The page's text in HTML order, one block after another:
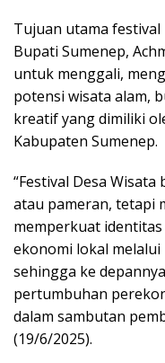
Tujuan utama festival
Bupati Sumenep,
untuk menggali,
potensi wisata alam,
kreatif yang dimiliki
Kabupaten Sumenep.
“Festival Desa
atau pameran, tetapi
memperkuat
ekonomi lokal
sehingga ke
pertumbuhan
dalam sambutan
(19/6/2025).